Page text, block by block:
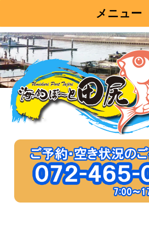
メニュー
コ
ン
テ
ン
ツ